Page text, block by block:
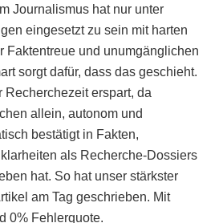
Journalismus hat nur unter
eingesetzt zu sein mit harten
Faktentreue und unumgänglichen
sorgt dafür, dass das geschieht.
Recherchezeit erspart, da
allein, autonom und
bestätigt in Fakten,
als Recherche-Dossiers
hat. So hat unser stärkster
am Tag geschrieben. Mit
0% Fehlerquote.